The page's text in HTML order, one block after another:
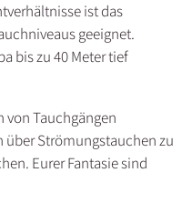
ist das
geeignet.
bis zu 40 Meter tief
von Tauchgängen
über Strömungstauchen zu
Eurer Fantasie sind